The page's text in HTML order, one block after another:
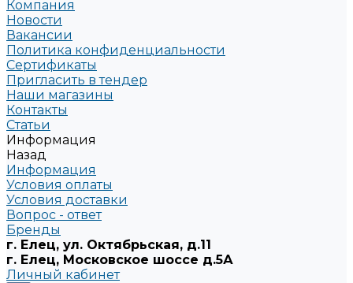
Компания
Новости
Вакансии
Политика конфиденциальности
Сертификаты
Пригласить в тендер
Наши магазины
Контакты
Статьи
Информация
Назад
Информация
Условия оплаты
Условия доставки
Вопрос - ответ
Бренды
г. Елец, ул. Октябрьская, д.11
г. Елец, Московское шоссе д.5А
Личный кабинет